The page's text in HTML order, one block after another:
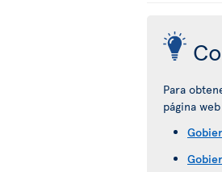
Para
página